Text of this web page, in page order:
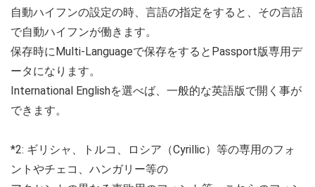
自動ハイフンの設定の時、言語の指定をすると、その言語
で自動ハイフンが働きます。
保存時にMulti-Languageで保存をするとPassport版専用デ
ータになります。
International Englishを選べば、一般的な英語版で開く事が
できます。
*2: ギリシャ、トルコ、ロシア（Cyrillic）等の専用のフォ
ントやチェコ、ハンガリー等の